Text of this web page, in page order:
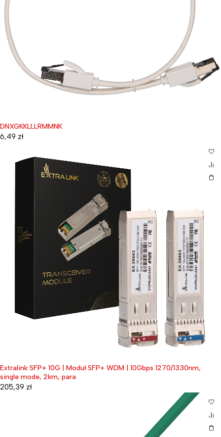
DNXGKKLLLRMMNK
6,49 zł
Extralink SFP+ 10G | Moduł SFP+ WDM | 10Gbps 1270/1330nm,
single mode, 2km, para
205,39 zł